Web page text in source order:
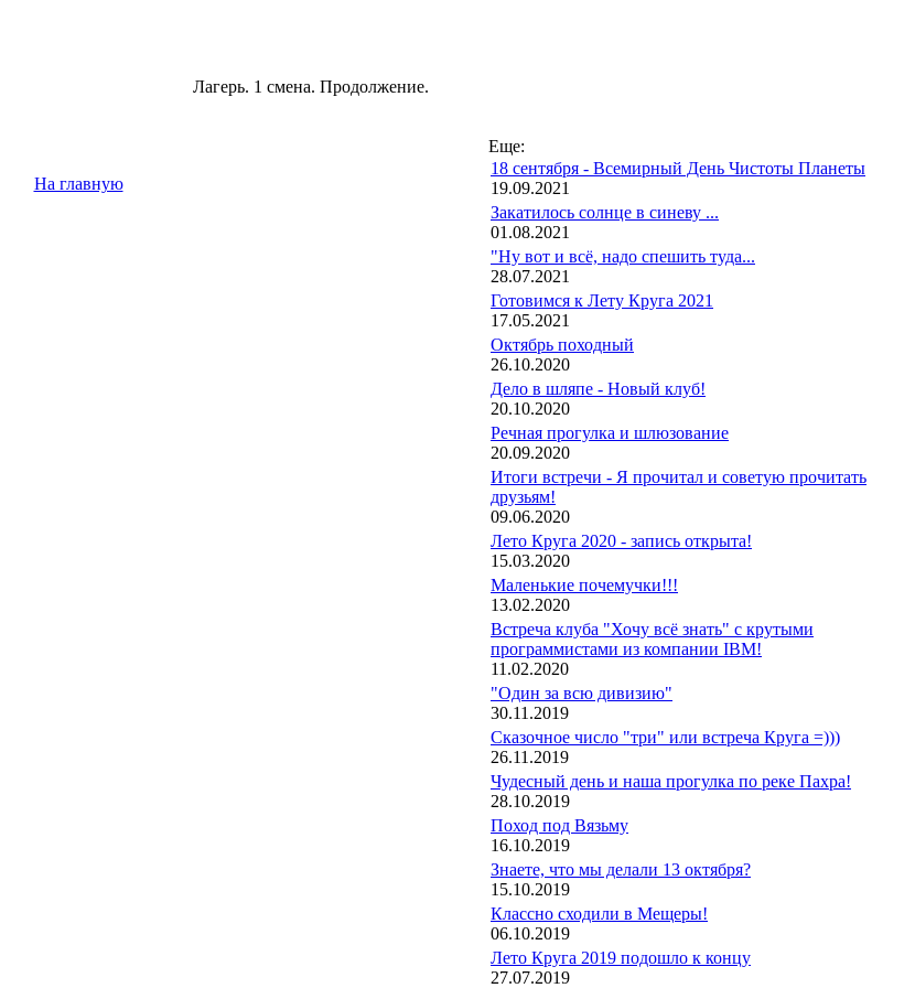
Лагерь. 1 смена. Продолжение.
На главную
Еще:
18 сентября - Всемирный День Чистоты Планеты
19.09.2021
Закатилось солнце в синеву ...
01.08.2021
"Ну вот и всё, надо спешить туда...
28.07.2021
Готовимся к Лету Круга 2021
17.05.2021
Октябрь походный
26.10.2020
Дело в шляпе - Новый клуб!
20.10.2020
Речная прогулка и шлюзование
20.09.2020
Итоги встречи - Я прочитал и советую прочитать
друзьям!
09.06.2020
Лето Круга 2020 - запись открыта!
15.03.2020
Маленькие почемучки!!!
13.02.2020
Встреча клуба "Хочу всё знать" с крутыми
программистами из компании IBM!
11.02.2020
"Один за всю дивизию"
30.11.2019
Сказочное число "три" или встреча Круга =)))
26.11.2019
Чудесный день и наша прогулка по реке Пахра!
28.10.2019
Поход под Вязьму
16.10.2019
Знаете, что мы делали 13 октября?
15.10.2019
Классно сходили в Мещеры!
06.10.2019
Лето Круга 2019 подошло к концу
27.07.2019